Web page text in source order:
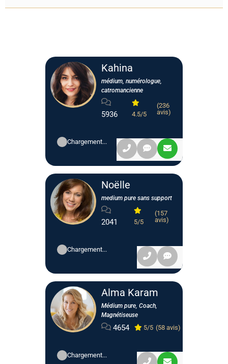
Kahina
médium, numérologue,
catromancienne
5936 4.5/5
(236
avis)
Chargement...
Noëlle
medium pure sans support
2041 5/5
(157
avis)
Chargement...
Alma Karam
Médium pure, Coach,
Magnétiseuse
4654 5/5 (58 avis)
Chargement...